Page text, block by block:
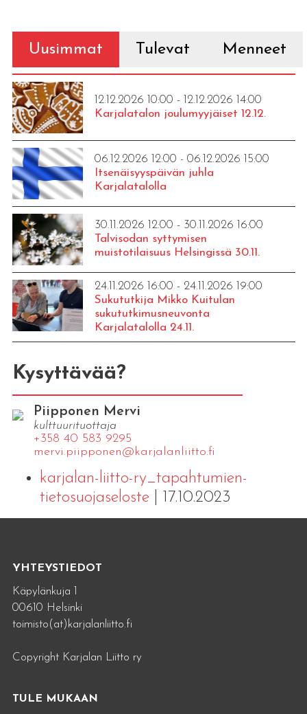
Uusimmat Tulevat Menneet
12.12.2026 10:00 - 12.12.2026 14:00
Karjalatalon joulumyyjäiset 12.12.
06.12.2026 12:00 - 06.12.2026 15:00
Itsenäisyyspäivän juhla
Karjalatalolla
30.11.2026 12:00 - 30.11.2026 16:00
Talvisodan syttymisen
muistotilaisuus Helsingissä 30.11.
24.11.2026 16:00 - 24.11.2026 19:00
Sukututkija Mikko Kuitulan
sukututkimusneuvonta
Karjalatalolla 24.11.
Kysyttävää?
Piipponen Mervi
kulttuurituottaja
+358 40 583 9295
mervi.​piipponen@​kar​jala​nlii​tto.​fi
karjalan-liitto-ry_tapahtumien-
tietosuojaseloste| 17.10.2023
YHTEYSTIEDOT
Käpylänkuja 1
00610 Helsinki
toimisto(at)karjalanliitto.fi
Copyright Karjalan Liitto ry
TULE MUKAAN